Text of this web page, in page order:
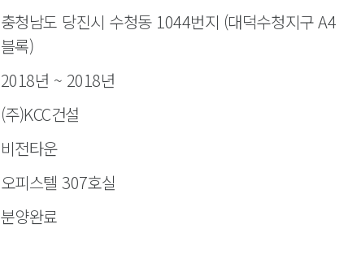
충청남도 당진시 수청동 1044번지 (대덕수청지구 A4
블록)
2018년 ~ 2018년
(주)KCC건설
비전타운
오피스텔 307호실
분양완료